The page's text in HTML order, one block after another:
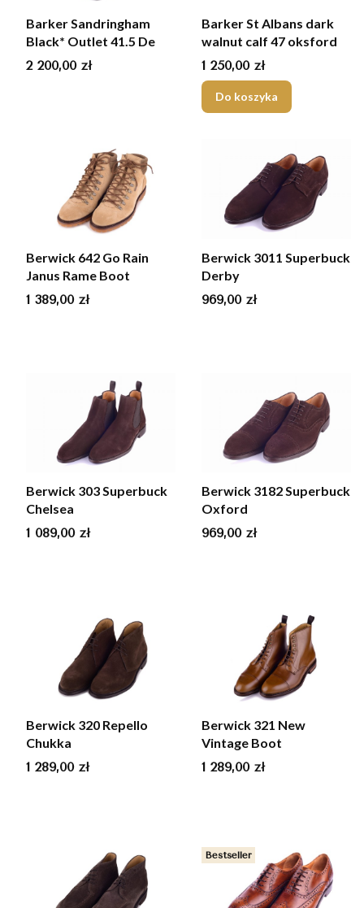
Barker Sandringham
Black* Outlet 41.5 De
Cena
2 200,00 zł
Barker St Albans dark
walnut calf 47 oksford
Cena
1 250,00 zł
Do koszyka
Berwick 642 Go Rain
Janus Rame Boot
Cena
1 389,00 zł
Berwick 3011 Superbuck
Derby
Cena
969,00 zł
Berwick 303 Superbuck
Chelsea
Cena
1 089,00 zł
Berwick 3182 Superbuck
Oxford
Cena
969,00 zł
Berwick 320 Repello
Chukka
Cena
1 289,00 zł
Berwick 321 New
Vintage Boot
Cena
1 289,00 zł
Bestseller